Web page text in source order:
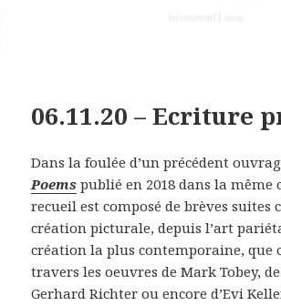
06.11.20 – Ecriture
Dans la foulée d’un précédent
Poems publié en 2018 dans la même
recueil est composé de brèves suites
création picturale, depuis l’art
création la plus contemporaine, que
travers les oeuvres de Mark Tobey,
Gerhard Richter ou encore d’Evi